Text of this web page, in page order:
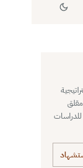
مقلق